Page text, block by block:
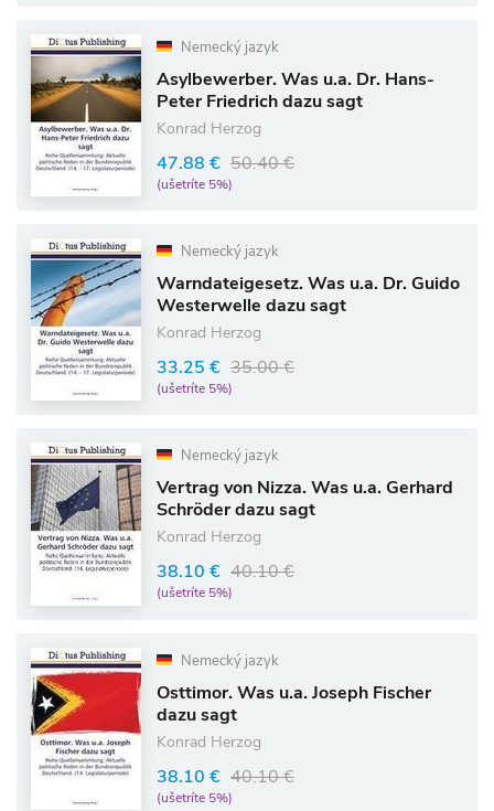
Nemecký jazyk
Asylbewerber. Was u.a. Dr. Hans-
Peter Friedrich dazu sagt
Konrad Herzog
47.88 € 50.40 €
(ušetríte 5%)
Nemecký jazyk
Warndateigesetz. Was u.a. Dr. Guido
Westerwelle dazu sagt
Konrad Herzog
33.25 € 35.00 €
(ušetríte 5%)
Nemecký jazyk
Vertrag von Nizza. Was u.a. Gerhard
Schröder dazu sagt
Konrad Herzog
38.10 € 40.10 €
(ušetríte 5%)
Nemecký jazyk
Osttimor. Was u.a. Joseph Fischer
dazu sagt
Konrad Herzog
38.10 € 40.10 €
(ušetríte 5%)